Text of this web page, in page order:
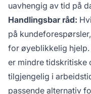
uavhengig av tid på
Handlingsbar råd:
på
for øyeblikkelig
er mindre tidskritiske
tilgjengelig i
passende alternativ